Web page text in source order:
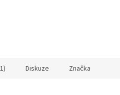
Diskuze Značka